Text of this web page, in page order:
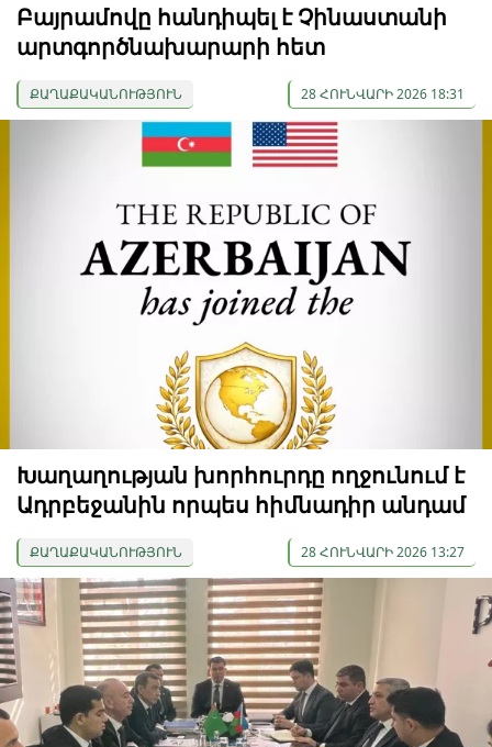
Բայրամովը հանդիպել է Չինաստանի
արտգործնախարարի հետ
ՔԱՂԱՔԱԿԱՆՈՒԹՅՈՒՆ 28 ՀՈՒՆՎԱՐԻ 2026 18:31
Խաղաղության խորհուրդը ողջունում է
Ադրբեջանին որպես հիմնադիր անդամ
ՔԱՂԱՔԱԿԱՆՈՒԹՅՈՒՆ 28 ՀՈՒՆՎԱՐԻ 2026 13:27